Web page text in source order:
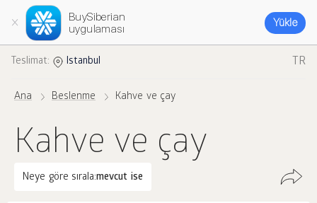
BuySiberian
uygulaması
Yükle
Teslimat: Istanbul TR
Ana Beslenme Kahve ve çay
Kahve ve çay
Neye göre sırala:mevcut ise